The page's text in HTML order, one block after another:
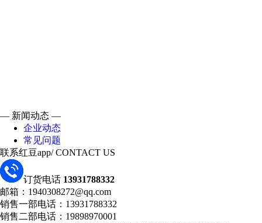
— 新闻动态 —
企业动态
常见问题
联系红豆app/ CONTACT US
订货电话 13931788332
邮箱：1940308272@qq.com
销售一部电话：13931788332
销售二部电话：19898970001